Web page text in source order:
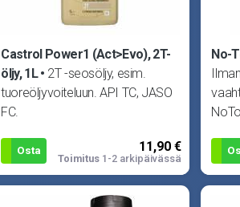
Castrol Power1 (Act>Evo), 2T-
öljy, 1L
2T -seosöljy, esim.
tuoreöljyvoiteluun. API TC, JASO
FC.
Osta 11,90 €
Toimitus1-2 arkipäivässä
No-